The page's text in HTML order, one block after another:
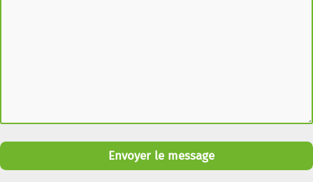
Envoyer le message